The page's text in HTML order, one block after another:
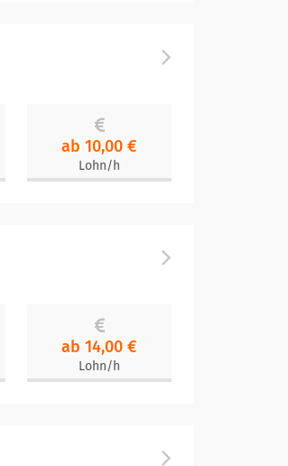
ab 10,00 €
Lohn/h
ab 14,00 €
Lohn/h